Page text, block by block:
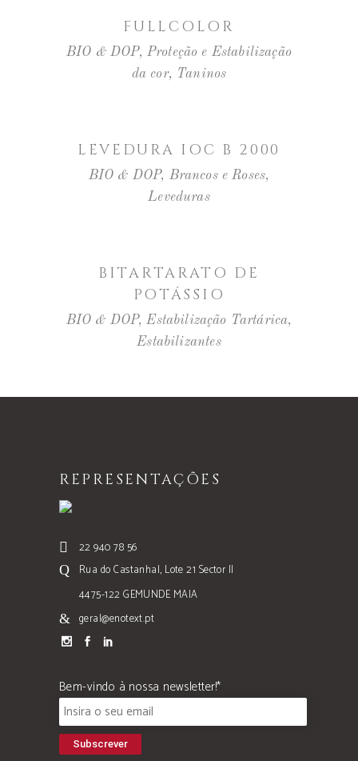
FULLCOLOR
BIO & DOP, Proteção e Estabilização
da cor, Taninos
LEVEDURA IOC B 2000
BIO & DOP, Brancos e Roses,
Leveduras
BITARTARATO DE
POTÁSSIO
BIO & DOP,Estabilização Tartárica,
Estabilizantes
REPRESENTAÇÕES
22 940 78 56
Rua do Castanhal, Lote 21 Sector II
4475-122 GEMUNDE MAIA
geral@enotext.pt
Bem-vindo à nossa newsletter!*